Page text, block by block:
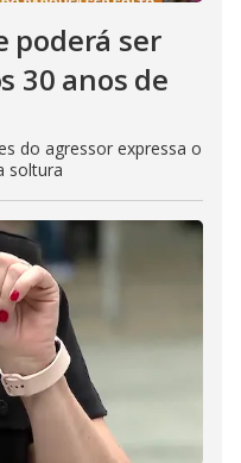
poderá ser
30 anos de
do agressor expressa o
soltura